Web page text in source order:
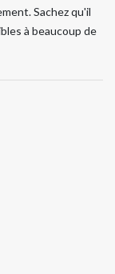
Sachez qu'il
à beaucoup de